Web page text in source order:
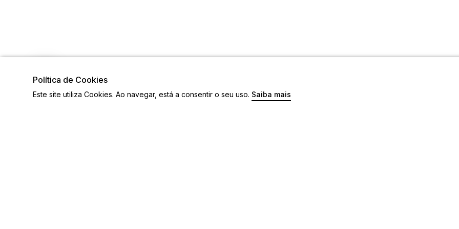
Política de Cookies
Este site utiliza Cookies. Ao navegar, está a consentir o seu uso. Saiba mais